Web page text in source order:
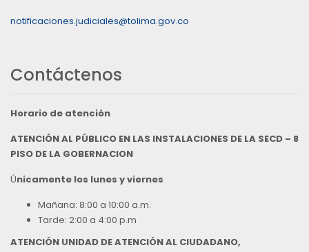
notificaciones.judiciales@tolima.gov.co
Contáctenos
Horario de atención
ATENCIÓN AL PÚBLICO EN LAS INSTALACIONES DE LA SECD – 8
PISO DE LA GOBERNACION
Únicamente los lunes y viernes
Mañana: 8:00 a 10:00 a.m.
Tarde: 2:00 a 4:00 p.m
ATENCIÓN UNIDAD DE ATENCIÓN AL CIUDADANO,